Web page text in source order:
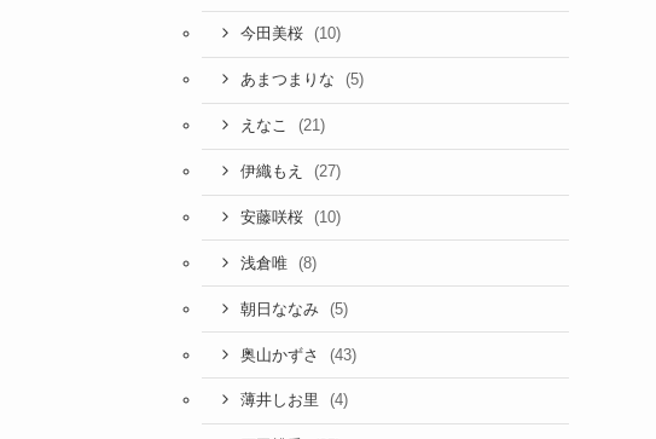
今田美桜 (10)
あまつまりな (5)
えなこ (21)
伊織もえ (27)
安藤咲桜 (10)
浅倉唯 (8)
朝日ななみ (5)
奥山かずさ (43)
薄井しお里 (4)